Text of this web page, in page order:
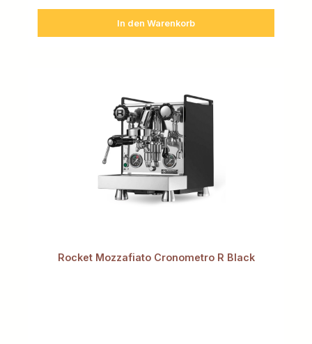
In den Warenkorb
Rocket Mozzafiato Cronometro R Black